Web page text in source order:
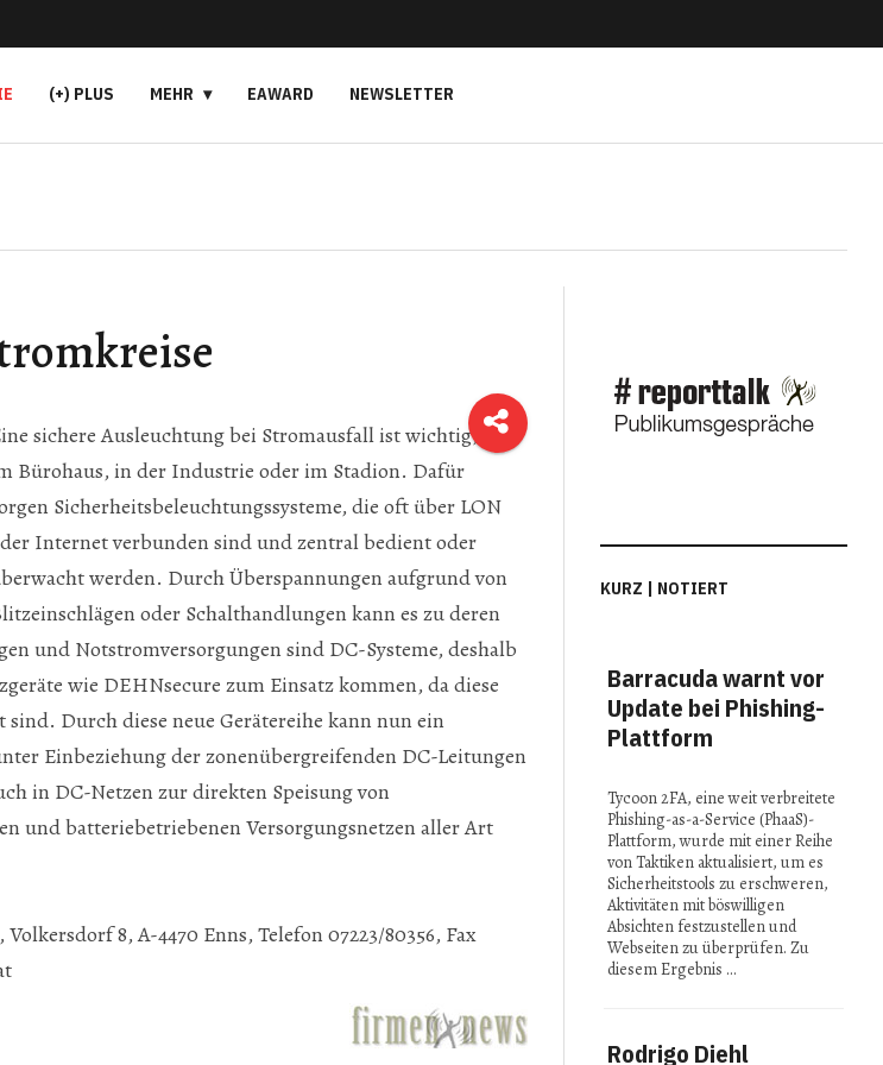
(+) PLUS MEHR EAWARD NEWSLETTER
sichere Ausleuchtung bei Stromausfall ist wichtig, ob
Bürohaus, in der Industrie oder im Stadion. Dafür
Sicherheitsbeleuchtungssysteme, die oft über LON
Internet verbunden sind und zentral bedient oder
werden. Durch Überspannungen aufgrund von
oder Schalthandlungen kann es zu deren
und Notstromversorgungen sind DC-Systeme, deshalb
wie DEHNsecure zum Einsatz kommen, da diese
Durch diese neue Gerätereihe kann nun ein
Einbeziehung der zonenübergreifenden DC-Leitungen
in DC-Netzen zur direkten Speisung von
und batteriebetriebenen Versorgungsnetzen aller Art
8, A-4470 Enns, Telefon 07223/80356, Fax
KURZ | NOTIERT
Barracuda warnt vor
Update bei Phishing-
Plattform
Tycoon 2FA, eine weit verbreitete
Phishing-as-a-Service (PhaaS)-
Plattform, wurde mit einer Reihe
von Taktiken aktualisiert, um es
Sicherheitstools zu erschweren,
Aktivitäten mit böswilligen
Absichten festzustellen und
Webseiten zu überprüfen. Zu
diesem Ergebnis …
Rodrigo Diehl